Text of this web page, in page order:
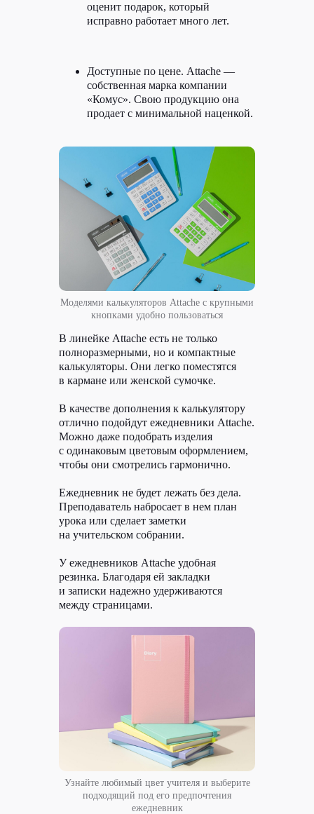
оценит подарок, который
исправно работает много лет.
Доступные по цене. Attache —
собственная марка компании
«Комус». Свою продукцию она
продает с минимальной наценкой.
Моделями калькуляторов Attache с крупными
кнопками удобно пользоваться
В линейке Attache есть не только
полноразмерными, но и компактные
калькуляторы. Они легко поместятся
в кармане или женской сумочке.
В качестве дополнения к калькулятору
отлично подойдут ежедневники Attache.
Можно даже подобрать изделия
с одинаковым цветовым оформлением,
чтобы они смотрелись гармонично.
Ежедневник не будет лежать без дела.
Преподаватель набросает в нем план
урока или сделает заметки
на учительском собрании.
У ежедневников Attache удобная
резинка. Благодаря ей закладки
и записки надежно удерживаются
между страницами.
Узнайте любимый цвет учителя и выберите
подходящий под его предпочтения
ежедневник